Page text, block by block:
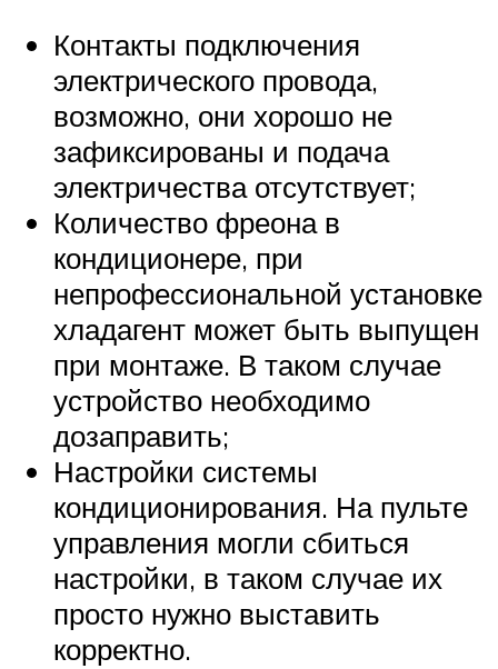
Контакты подключения
электрического провода,
возможно, они хорошо не
зафиксированы и подача
электричества отсутствует;
Количество фреона в
кондиционере, при
непрофессиональной установке
хладагент может быть выпущен
при монтаже. В таком случае
устройство необходимо
дозаправить;
Настройки системы
кондиционирования. На пульте
управления могли сбиться
настройки, в таком случае их
просто нужно выставить
корректно.